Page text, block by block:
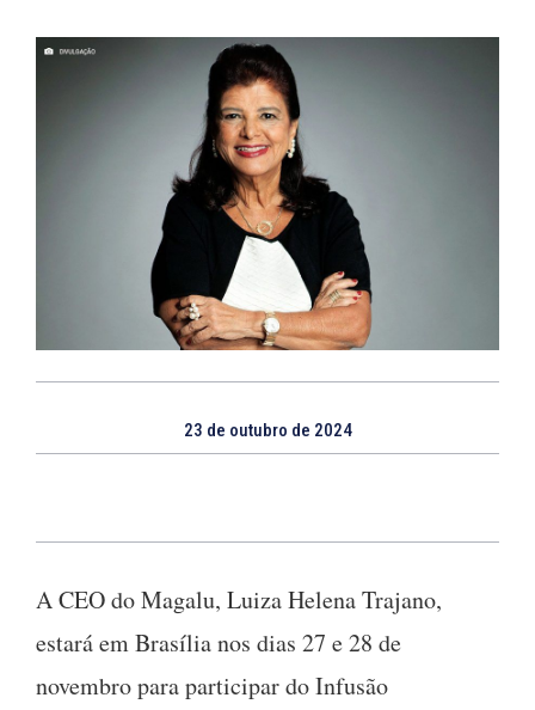
23 de outubro de 2024
A CEO do Magalu, Luiza Helena Trajano,
estará em Brasília nos dias 27 e 28 de
novembro para participar do Infusão